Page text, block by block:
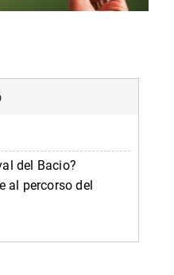
del Bacio?
al percorso del